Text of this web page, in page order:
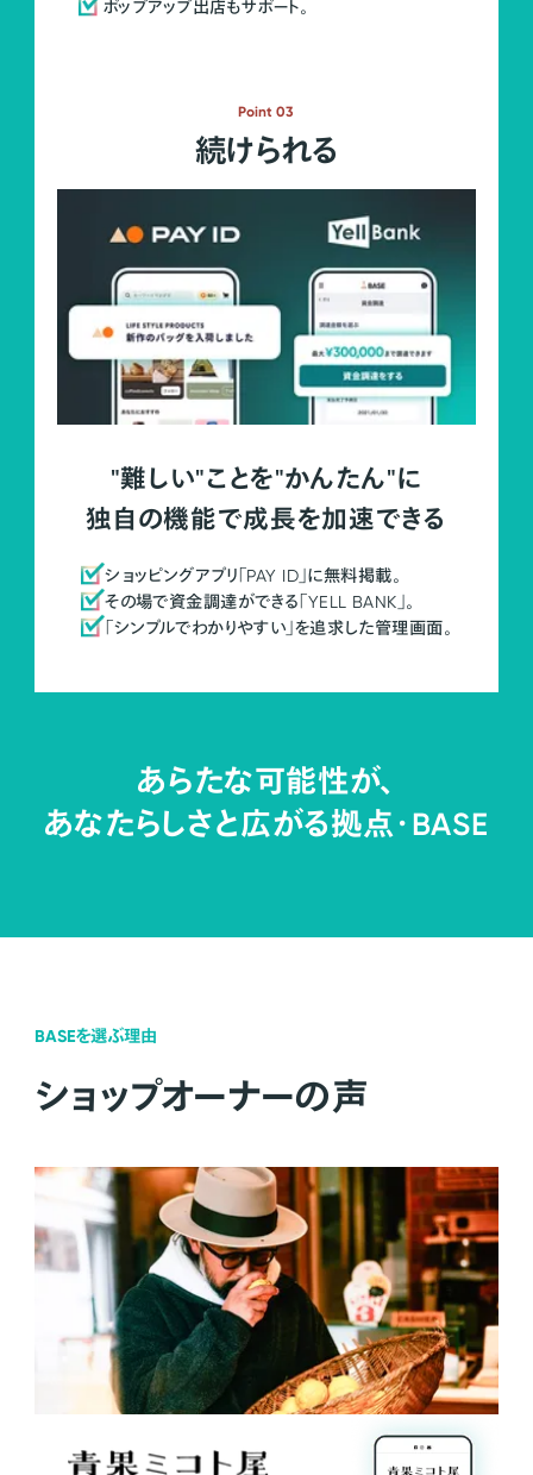
ポップアップ出店もサポート。
Point 03
続けられる
"難しい"ことを"かんたん"に
独自の機能で成長を加速できる
ショッピングアプリ「PAY ID」に無料掲載。
その場で資金調達ができる「YELL BANK」。
「シンプルでわかりやすい」を追求した管理画面。
あらたな可能性が、
あなたらしさと広がる拠点・BASE
BASEを選ぶ理由
ショップオーナーの声